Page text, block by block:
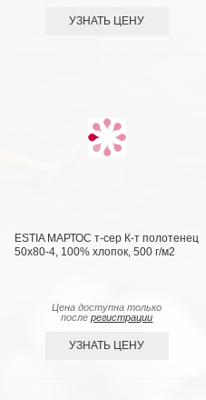
УЗНАТЬ ЦЕНУ
ESTIA МАРТОС т-сер К-т полотенец
50х80-4, 100% хлопок, 500 г/м2
Цена доступна только
послерегистрации
УЗНАТЬ ЦЕНУ